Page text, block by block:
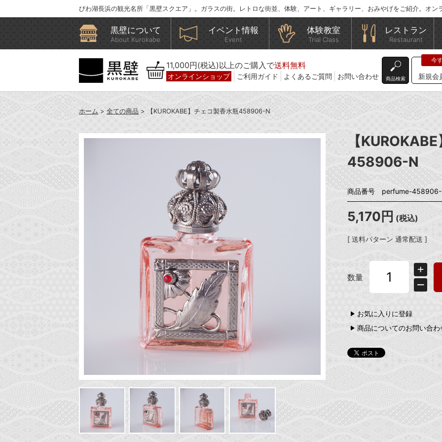
びわ湖長浜の観光名所「黒壁スクエア」。ガラスの街。レトロな街並、体験、アート、ギャラリー、おみやげをご紹介。オン
黒壁について
About Kurokabe
イベント情報
Event
体験教室
Trial Class
レストラン
Restaurant
11,000円(税込)以上のご購入で送料無料
オンラインショップ ご利用ガイド よくあるご質問 お問い合わせ 商品検索 新規会
ホーム > 全ての商品 > 【KUROKABE】チェコ製香水瓶458906-N
【
458906-N
商品番号 perfume-
5,170円 (税込)
[ 送料パターン 通常配送 ]
数量
お気に入りに登録
商品についてのお問い合わ